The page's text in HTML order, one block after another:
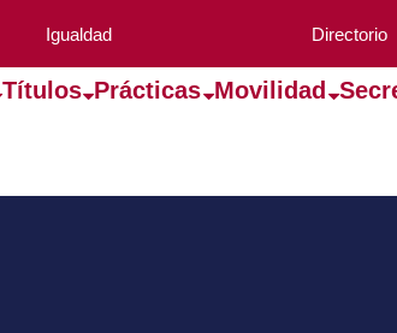
Igualdad Directorio
Títulos Prácticas Movilidad